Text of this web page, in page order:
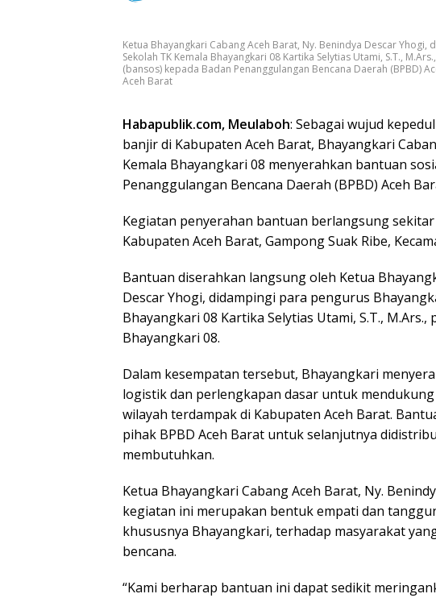
Ketua Bhayangkari Cabang Aceh Barat, Ny. Benindya Descar
Sekolah TK Kemala Bhayangkari 08 Kartika Selytias Utami, S.T.,
(bansos) kepada Badan Penanggulangan Bencana Daerah (BPBD)
Aceh Barat
Habapublik.com, Meulaboh: Sebagai wujud
banjir di Kabupaten Aceh Barat, Bhayangkari
Kemala Bhayangkari 08 menyerahkan bantuan
Penanggulangan Bencana Daerah (BPBD) Aceh
Kegiatan penyerahan bantuan berlangsung
Kabupaten Aceh Barat, Gampong Suak Ribe,
Bantuan diserahkan langsung oleh Ketua
Descar Yhogi, didampingi para pengurus
Bhayangkari 08 Kartika Selytias Utami, S.T.,
Bhayangkari 08.
Dalam kesempatan tersebut, Bhayangkari
logistik dan perlengkapan dasar untuk
wilayah terdampak di Kabupaten Aceh Barat.
pihak BPBD Aceh Barat untuk selanjutnya
membutuhkan.
Ketua Bhayangkari Cabang Aceh Barat, Ny.
kegiatan ini merupakan bentuk empati dan
khususnya Bhayangkari, terhadap masyarakat
bencana.
“Kami berharap bantuan ini dapat sedikit